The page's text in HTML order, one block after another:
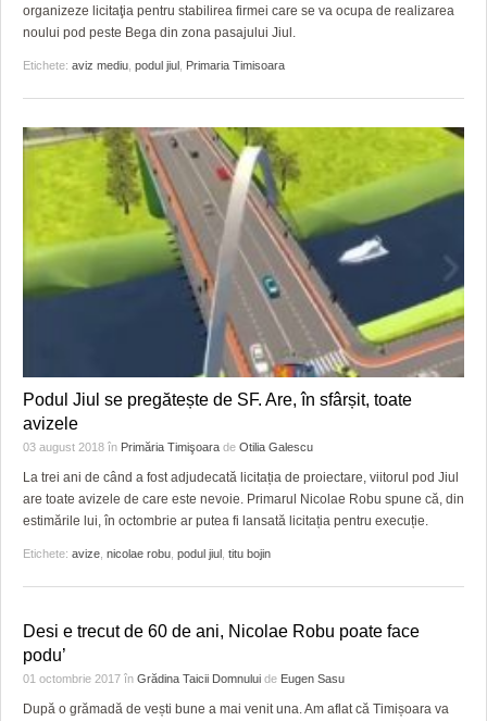
organizeze licitaţia pentru stabilirea firmei care se va ocupa de realizarea
noului pod peste Bega din zona pasajului Jiul.
Etichete: aviz mediu, podul jiul , Primaria Timisoara
Podul Jiul se pregătește de SF. Are, în sfârșit, toate
avizele
03 august 2018 în Primăria Timişoara de Otilia Galescu
La trei ani de când a fost adjudecată licitația de proiectare, viitorul pod Jiul
are toate avizele de care este nevoie. Primarul Nicolae Robu spune că, din
estimările lui, în octombrie ar putea fi lansată licitația pentru execuție.
Etichete: avize nicolae robu podul jiul titu bojin
Desi e trecut de 60 de ani, Nicolae Robu poate face
podu’
01 octombrie 2017 în Grădina Taicii Domnului de Eugen Sasu
După o grămadă de vești bune a mai venit una. Am aflat că Timișoara va